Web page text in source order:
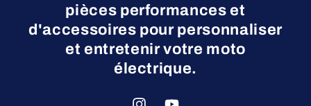
pièces performances et
d'accessoires pour personnaliser
et entretenir votre moto
électrique.